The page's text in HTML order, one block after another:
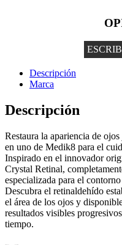
Descripción
Marca
Descripción
Restaura la apariencia de
en uno de Medik8 para el
Inspirado en el innovador
Crystal Retinal,
especializada para el
Descubra el retinaldehído
el área de los ojos y
resultados visibles
tiempo.